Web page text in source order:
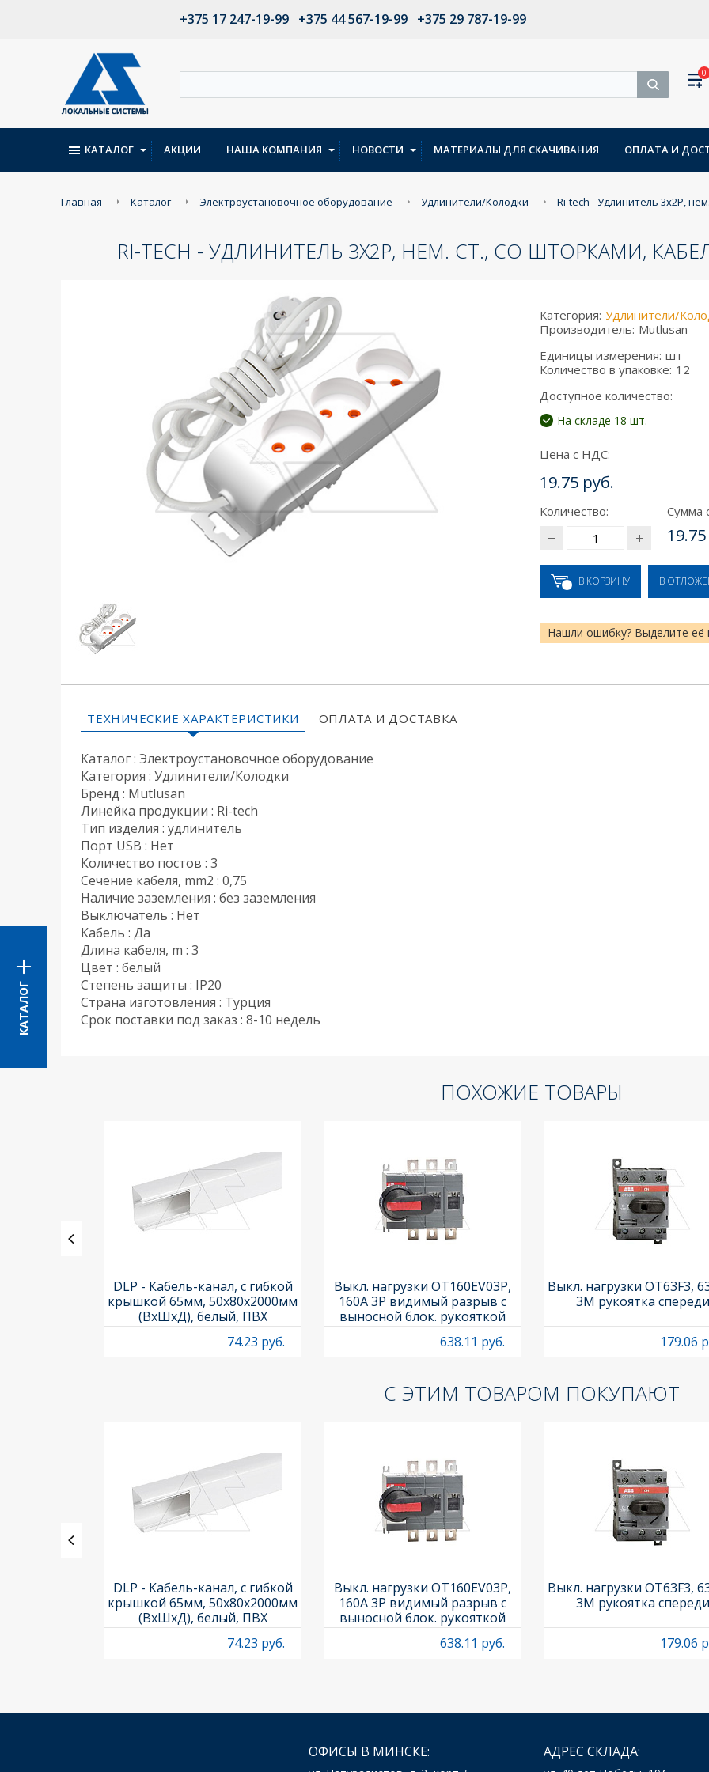
+375 17 247-19-99 +375 44 567-19-99 +375 29 787-19-99
0
КАТАЛОГ
КАТАЛОГ АКЦИИ НАША КОМПАНИЯ НОВОСТИ МАТЕРИАЛЫ ДЛЯ СКАЧИВАНИЯ ОПЛАТА И
Главная Каталог Электроустановочное оборудование Удлинители/Колодки Ri-tech - Удлинитель 3x2P,
RI-TECH - УДЛИНИТЕЛЬ 3X2P, НЕМ. СТ., СО ШТОРКАМИ,
Категория: Удлинители/
Производитель: Mutlusan
Единицы измерения: шт
Количество в упаковке: 12
Доступное количество:
На складе 18 шт.
Цена с НДС:
19.75 руб.
Количество: Сумма
В КОРЗИНУ В
Нашли ошибку? Выделите её
ТЕХНИЧЕСКИЕ ХАРАКТЕРИСТИКИ ОПЛАТА И ДОСТАВКА
Каталог : Электроустановочное оборудование
Категория : Удлинители/Колодки
Бренд : Mutlusan
Линейка продукции : Ri-tech
Тип изделия : удлинитель
Порт USB : Нет
Количество постов : 3
Сечение кабеля, mm2 : 0,75
Наличие заземления : без заземления
Выключатель : Нет
Кабель : Да
Длина кабеля, m : 3
Цвет : белый
Степень защиты : IP20
Страна изготовления : Турция
Срок поставки под заказ : 8-10 недель
ПОХОЖИЕ ТОВАРЫ
DLP - Кабель-канал, с гибкой
крышкой 65мм, 50x80х2000мм
(ВхШхД), белый, ПВХ
74.23 руб.
Выкл. нагрузки OT160EV03P,
160A 3P видимый разрыв с
выносной блок. рукояткой
OHB65J6 и осью OXP6X210
638.11 руб.
Выкл. нагрузки OT63F3,
3M рукоятка спереди
179.06
С ЭТИМ ТОВАРОМ ПОКУПАЮТ
DLP - Кабель-канал, с гибкой
крышкой 65мм, 50x80х2000мм
(ВхШхД), белый, ПВХ
74.23 руб.
Выкл. нагрузки OT160EV03P,
160A 3P видимый разрыв с
выносной блок. рукояткой
OHB65J6 и осью OXP6X210
638.11 руб.
Выкл. нагрузки OT63F3,
3M рукоятка спереди
179.06
ОФИСЫ В МИНСКЕ: АДРЕС СКЛАДА: